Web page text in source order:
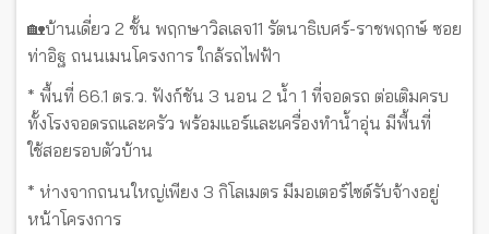
🏡บ้านเดี่ยว 2 ชั้น พฤกษาวิลเลจ11 รัตนาธิเบศร์-ราชพฤกษ์ ซอย
ท่าอิฐ ถนนเมนโครงการ ใกล้รถไฟฟ้า
* พื้นที่ 66.1 ตร.ว. ฟังก์ชัน 3 นอน 2 น้ำ 1 ที่จอดรถ ต่อเติมครบ
ทั้งโรงจอดรถและครัว พร้อมแอร์และเครื่องทำน้ำอุ่น มีพื้นที่
ใช้สอยรอบตัวบ้าน
* ห่างจากถนนใหญ่เพียง 3 กิโลเมตร มีมอเตอร์ไซด์รับจ้างอยู่
หน้าโครงการ